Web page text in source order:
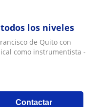
los niveles
de Quito con
como instrumentista -
Contactar